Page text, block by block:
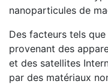
nanoparticules de
Des facteurs tels
provenant des
et des satellites
par des matériaux